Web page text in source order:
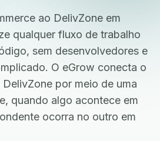
ao DelivZone em
qualquer fluxo de trabalho
sem desenvolvedores e
O eGrow conecta o
por meio de uma
quando algo acontece em
ocorra no outro em